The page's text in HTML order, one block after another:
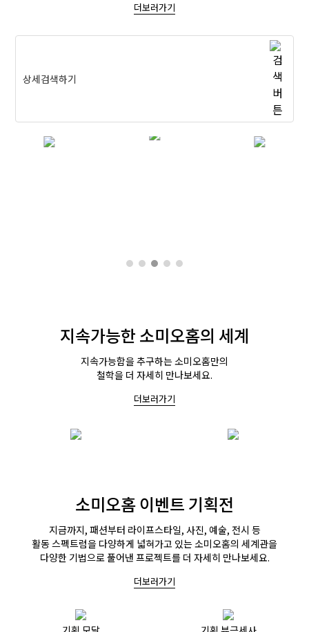
더보러가기
상세검색하기
지속가능한 소미오홈의 세계
지속가능함을 추구하는 소미오홈만의
철학을 더 자세히 만나보세요.
더보러가기
소미오홈 이벤트 기획전
지금까지, 패션부터 라이프스타일, 사진, 예술, 전시 등
활동 스펙트럼을 다양하게 넓혀가고 있는 소미오홈의 세계관을
다양한 기법으로 풀어낸 프로젝트를 더 자세히 만나보세요.
더보러가기